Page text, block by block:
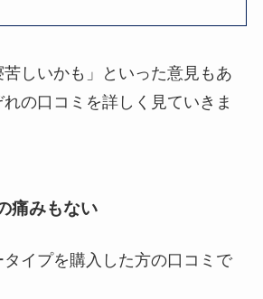
しいかも」といった意見もあ
の口コミを詳しく見ていきま
痛みもない
イプを購入した方の口コミで